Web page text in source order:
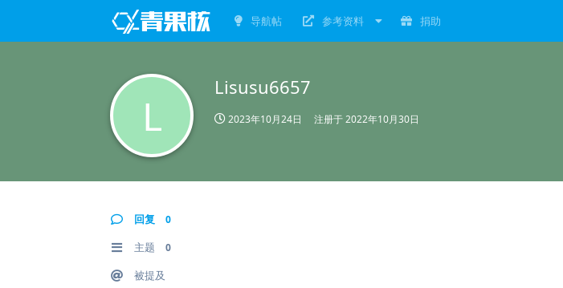
导航帖 参考资料 捐助
L
Lisusu6657
2023年10月24日 注册于2022年10月30日
回复 0
主题 0
被提及